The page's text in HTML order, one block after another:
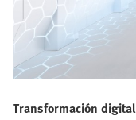
Transformación digital